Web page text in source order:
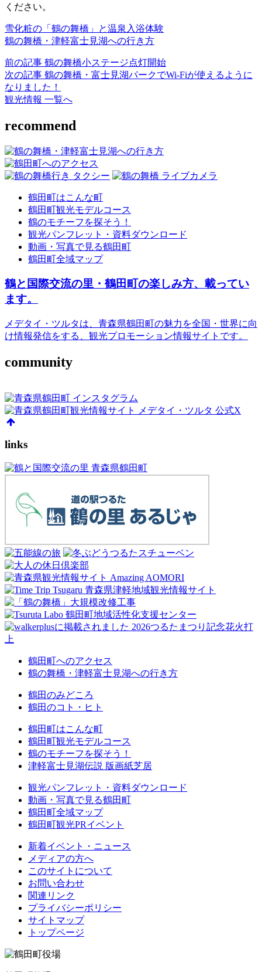
ください。
雪化粧の「鶴の舞橋」と温泉入浴体験
鶴の舞橋・津軽富士見湖への行き方
前の記事 鶴の舞橋小ステージ点灯開始
次の記事 鶴の舞橋・富士見湖パークでWi-Fiが使えるように
なりました！
観光情報 一覧へ
recommend
鶴田町はこんな町
鶴田町観光モデルコース
鶴のモチーフを探そう！
観光パンフレット・資料ダウンロード
動画・写真で見る鶴田町
鶴田町全域マップ
鶴と国際交流の里・鶴田町の楽しみ方、載ってい
ます。
メデタイ・ツルタは、青森県鶴田町の魅力を全国・世界に向
け情報発信をする、観光プロモーション情報サイトです。
community
links
鶴田町へのアクセス
鶴の舞橋・津軽富士見湖への行き方
鶴田のみどころ
鶴田のコト・ヒト
鶴田町はこんな町
鶴田町観光モデルコース
鶴のモチーフを探そう！
津軽富士見湖伝説 版画紙芝居
観光パンフレット・資料ダウンロード
動画・写真で見る鶴田町
鶴田町全域マップ
鶴田町観光PRイベント
新着イベント・ニュース
メディアの方へ
このサイトについて
お問い合わせ
関連リンク
プライバシーポリシー
サイトマップ
トップページ